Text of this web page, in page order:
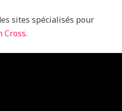
sites spécialisés pour
Cross.